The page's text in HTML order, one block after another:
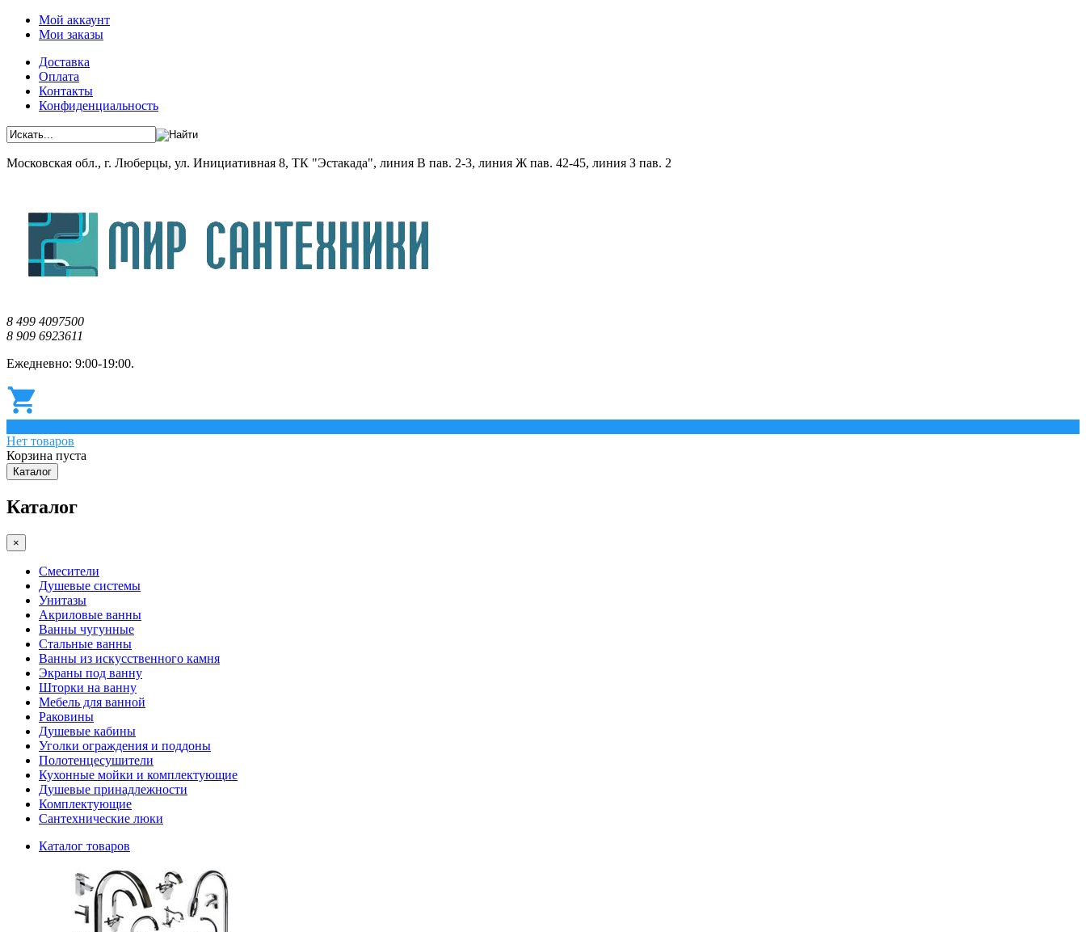
Мой аккаунт
Мои заказы
Доставка
Оплата
Контакты
Конфиденциальность
Московская обл., г. Люберцы, ул. Инициативная 8, ТК "Эстакада", линия В пав. 2-3, линия Ж пав. 42-45, линия З пав. 2
8 499 4097500
8 909 6923611
Ежедневно: 9:00-19:00.
Нет товаров
Корзина пуста
Каталог
Каталог
×
Смесители
Душевые системы
Унитазы
Акриловые ванны
Ванны чугунные
Стальные ванны
Ванны из искусственного камня
Экраны под ванну
Шторки на ванну
Мебель для ванной
Раковины
Душевые кабины
Уголки ограждения и поддоны
Полотенцесушители
Кухонные мойки и комплектующие
Душевые принадлежности
Комплектующие
Сантехнические люки
Каталог товаров